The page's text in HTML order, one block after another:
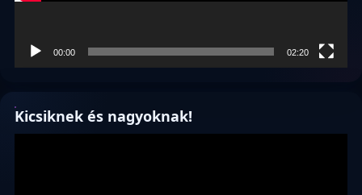
00:00 02:20
Kicsiknek és nagyoknak!